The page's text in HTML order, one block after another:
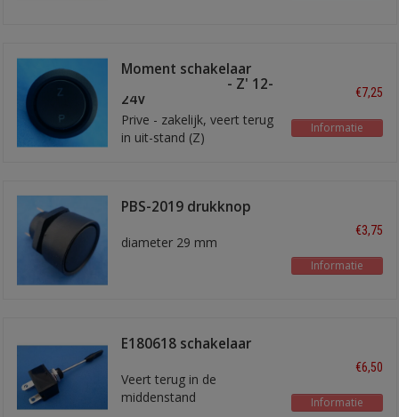
Moment schakelaar
met symbool 'P - Z' 12-
24V
Prive - zakelijk, veert terug
in uit-stand (Z)
€7,25
Informatie
PBS-2019 drukknop
diameter 29 mm
€3,75
Informatie
E180618 schakelaar
Veert terug in de
middenstand
€6,50
Informatie